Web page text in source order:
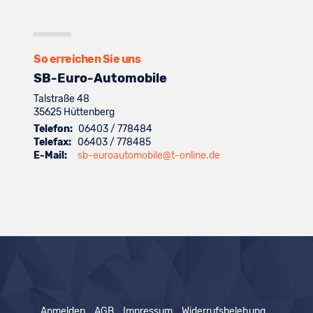
So erreichen Sie uns
SB-Euro-Automobile
Talstraße 48
35625 Hüttenberg
Telefon: 06403 / 778484
Telefax: 06403 / 778485
E-Mail:
sb-euroautomobile@t-online.de